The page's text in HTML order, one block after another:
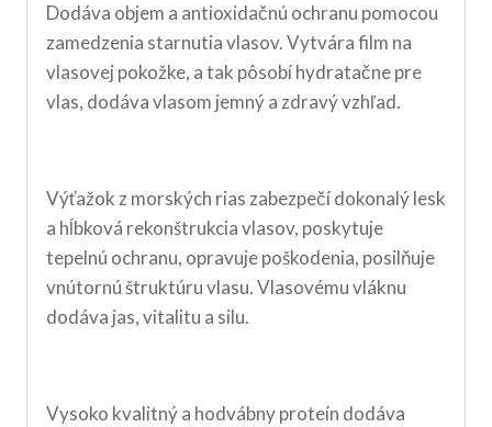
Dodáva objem a antioxidačnú ochranu pomocou
zamedzenia starnutia vlasov. Vytvára film na
vlasovej pokožke, a tak pôsobí hydratačne pre
vlas, dodáva vlasom jemný a zdravý vzhľad.
Výťažok z morských rias zabezpečí dokonalý lesk
a hĺbková rekonštrukcia vlasov, poskytuje
tepelnú ochranu, opravuje poškodenia, posilňuje
vnútornú štruktúru vlasu. Vlasovému vláknu
dodáva jas, vitalitu a silu.
Vysoko kvalitný a hodvábny proteín dodáva